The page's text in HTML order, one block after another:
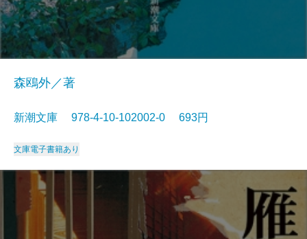
森鴎外／著
新潮文庫 978-4-10-102002-0 693円
文庫電子書籍あり